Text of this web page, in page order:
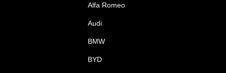
Alfa Romeo
Audi
BMW
BYD